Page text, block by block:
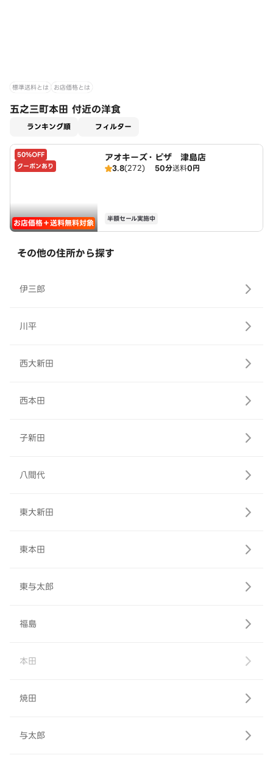
標準送料とは お店価格とは
五之三町本田 付近の洋食
ランキング順 フィルター
50%OFF
クーポンあり
お店価格＋送料無料対象
アオキーズ・ピザ 津島店
3.8(272) 50分送料0円
半額セール実施中
その他の住所から探す
伊三郎
川平
西大新田
西本田
子新田
八間代
東大新田
東本田
東与太郎
福島
本田
焼田
与太郎